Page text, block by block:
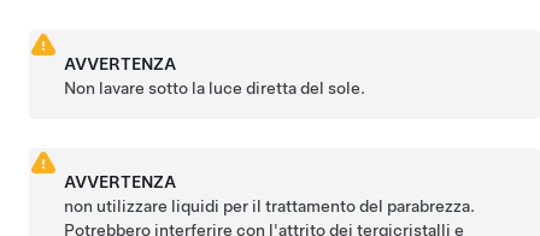
AVVERTENZA
Non lavare sotto la luce diretta del sole.
AVVERTENZA
non utilizzare liquidi per il trattamento del parabrezza.
Potrebbero interferire con l'attrito dei tergicristalli e